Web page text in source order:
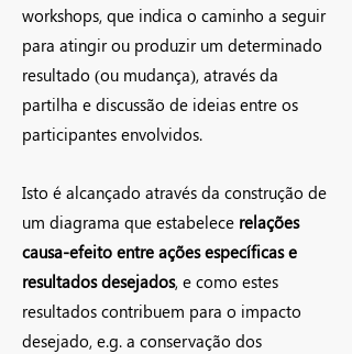
workshops, que indica o caminho a seguir
para atingir ou produzir um determinado
resultado (ou mudança), através da
partilha e discussão de ideias entre os
participantes envolvidos.
Isto é alcançado através da construção de
um diagrama que estabelece relações
causa-efeito entre ações específicas e
resultados desejados, e como estes
resultados contribuem para o impacto
desejado, e.g. a conservação dos